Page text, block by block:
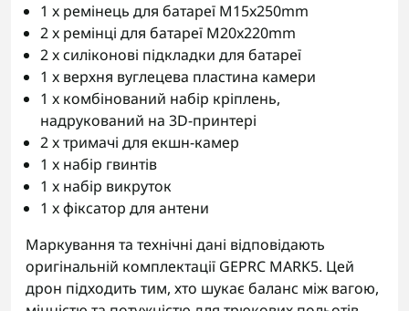
1 x ремінець для батареї M15x250mm
2 x ремінці для батареї M20x220mm
2 x силіконові підкладки для батареї
1 x верхня вуглецева пластина камери
1 x комбінований набір кріплень,
надрукований на 3D-принтері
2 x тримачі для екшн-камер
1 x набір гвинтів
1 x набір викруток
1 x фіксатор для антени
Маркування та технічні дані відповідають
оригінальній комплектації GEPRC MARK5. Цей
дрон підходить тим, хто шукає баланс між вагою,